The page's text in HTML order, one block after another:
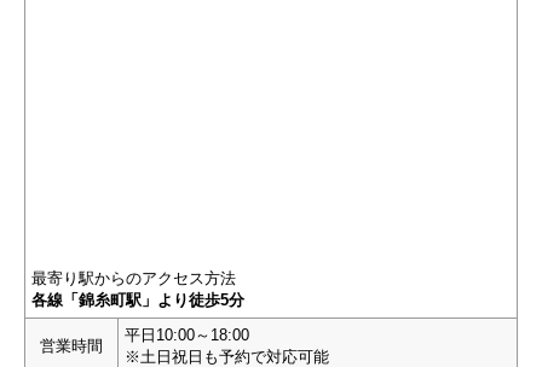
最寄り駅からのアクセス方法
各線「錦糸町駅」より徒歩5分
営業時間
平日10:00～18:00
※土日祝日も予約で対応可能